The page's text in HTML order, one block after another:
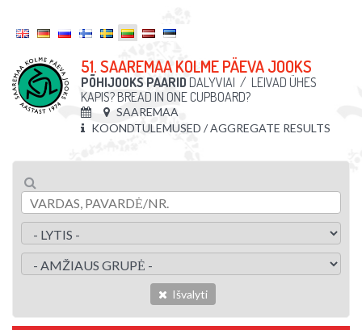
51. SAAREMAA KOLME PÄEVA JOOKS
PÕHIJOOKS PAARID DALYVIAI / LEIVAD ÜHES
KAPIS? BREAD IN ONE CUPBOARD?
SAAREMAA
KOONDTULEMUSED / AGGREGATE RESULTS
Išvalyti